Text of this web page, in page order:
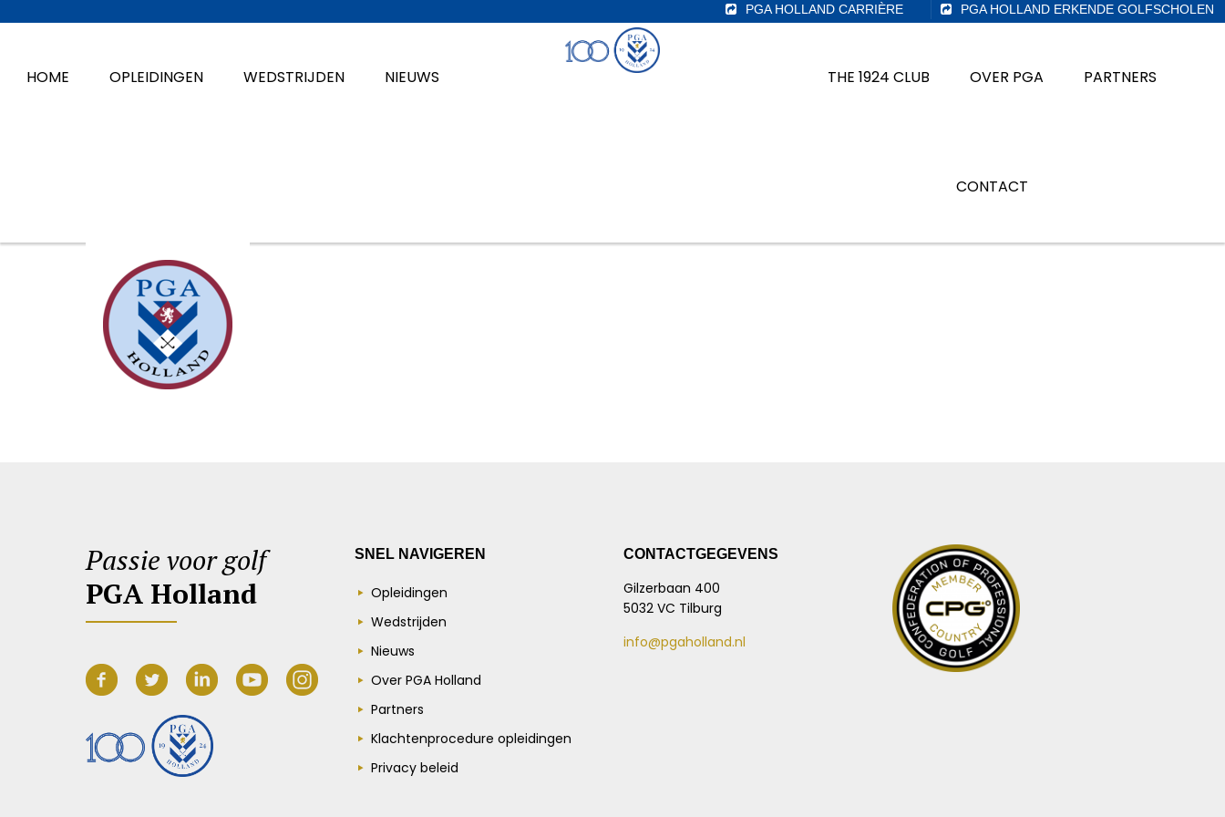
PGA HOLLAND CARRIÈRE PGA HOLLAND ERKENDE GOLFSCHOLEN
HOME OPLEIDINGEN WEDSTRIJDEN NIEUWS THE 1924 CLUB OVER PGA PARTNERS
CONTACT
Passie voor golf
PGA Holland
SNEL NAVIGEREN
Opleidingen
Wedstrijden
Nieuws
Over PGA Holland
Partners
Klachtenprocedure opleidingen
Privacy beleid
CONTACTGEGEVENS
Gilzerbaan 400
5032 VC Tilburg
info@pgaholland.nl